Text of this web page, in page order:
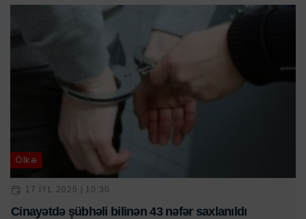
Ölkə
17 IYL 2025 | 10:30
Cinayətdə şübhəli bilinən 43 nəfər saxlanıldı